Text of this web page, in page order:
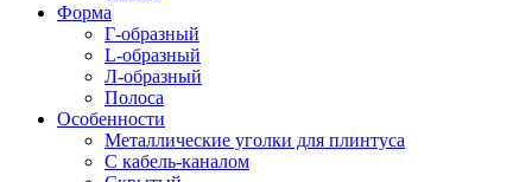
Форма
Г-образный
L-образный
Л-образный
Полоса
Особенности
Металлические уголки для плинтуса
С кабель-каналом